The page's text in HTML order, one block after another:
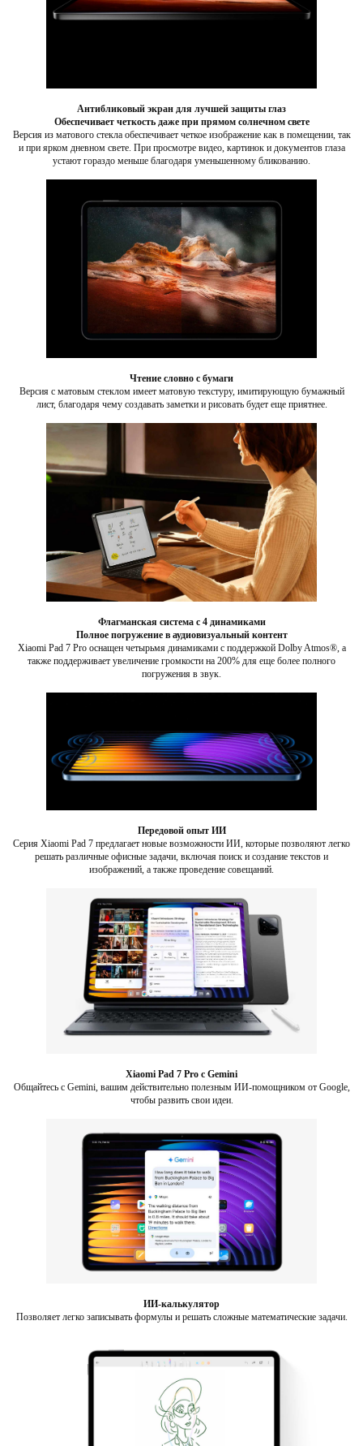
Антибликовый экран для лучшей защиты глаз
Обеспечивает четкость даже при прямом солнечном свете
Версия из матового стекла обеспечивает четкое изображение как в помещении, так
и при ярком дневном свете. При просмотре видео, картинок и документов глаза
устают гораздо меньше благодаря уменьшенному бликованию.
Чтение словно с бумаги
Версия с матовым стеклом имеет матовую текстуру, имитирующую бумажный
лист, благодаря чему создавать заметки и рисовать будет еще приятнее.
Флагманская система с 4 динамиками
Полное погружение в аудиовизуальный контент
Xiaomi Pad 7 Pro оснащен четырьмя динамиками с поддержкой Dolby Atmos®, а
также поддерживает увеличение громкости на 200% для еще более полного
погружения в звук.
Передовой опыт ИИ
Серия Xiaomi Pad 7 предлагает новые возможности ИИ, которые позволяют легко
решать различные офисные задачи, включая поиск и создание текстов и
изображений, а также проведение совещаний.
Xiaomi Pad 7 Pro с Gemini
Общайтесь с Gemini, вашим действительно полезным ИИ-помощником от Google,
чтобы развить свои идеи.
ИИ-калькулятор
Позволяет легко записывать формулы и решать сложные математические задачи.